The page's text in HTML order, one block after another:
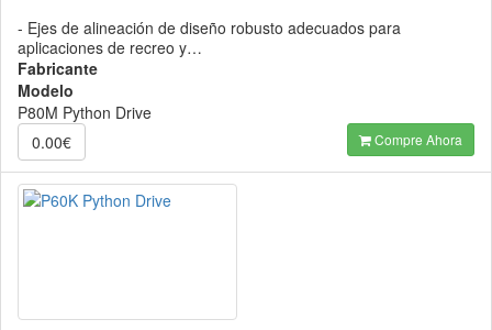
- Ejes de alineación de diseño robusto adecuados para
aplicaciones de recreo y…
Fabricante
Modelo
P80M Python Drive
0.00€
Compre Ahora